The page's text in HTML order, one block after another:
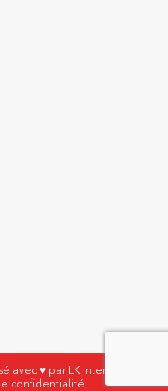
avec ♥ par LK Interactive
confidentialité